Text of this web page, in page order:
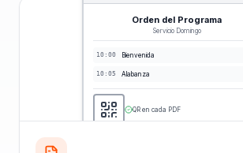
Orden del Programa
Servicio Domingo
10:00 Bienvenida
10:05 Alabanza
QR en cada PDF